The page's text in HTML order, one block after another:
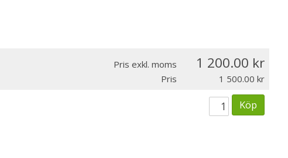
Pris exkl. moms 1 200.00
Pris 1 500.00
Köp